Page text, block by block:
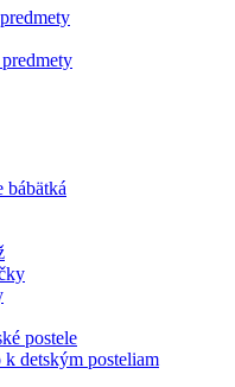
bábätká
postele
k detským posteliam